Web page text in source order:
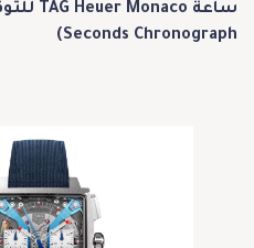
Seconds Chronograph)